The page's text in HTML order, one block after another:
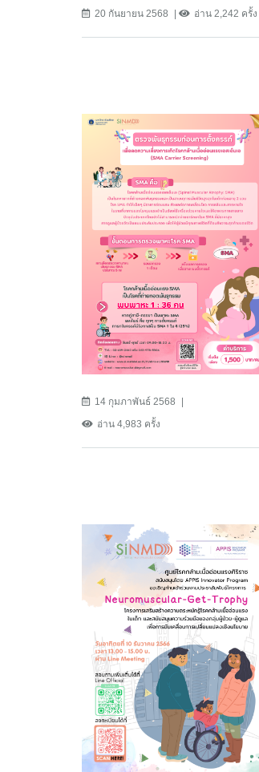
20 กันยายน 2568 อ่าน 2,242 ครั้ง
14 กุมภาพันธ์ 2568
อ่าน 4,983 ครั้ง